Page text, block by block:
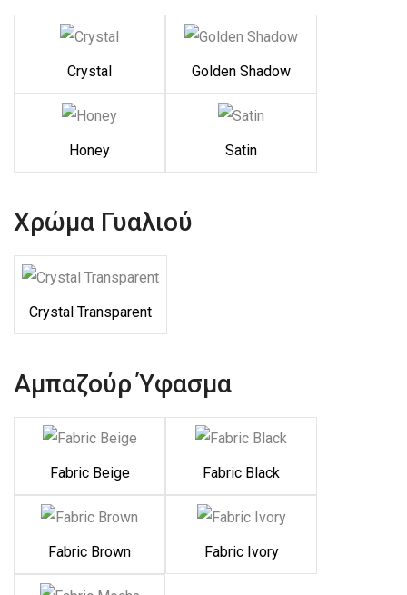
Crystal Golden Shadow
Honey Satin
Χρώμα Γυαλιού
Crystal Transparent
Αμπαζούρ Ύφασμα
Fabric Beige Fabric Black
Fabric Brown Fabric Ivory